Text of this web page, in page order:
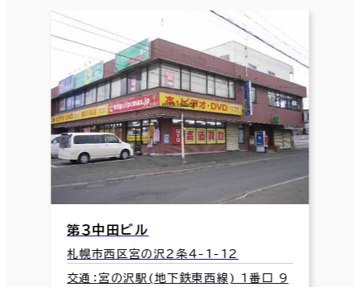
第３中田ビル
札幌市西区宮の沢２条4-1-12
交通：宮の沢駅(地下鉄東西線) 1番口 9